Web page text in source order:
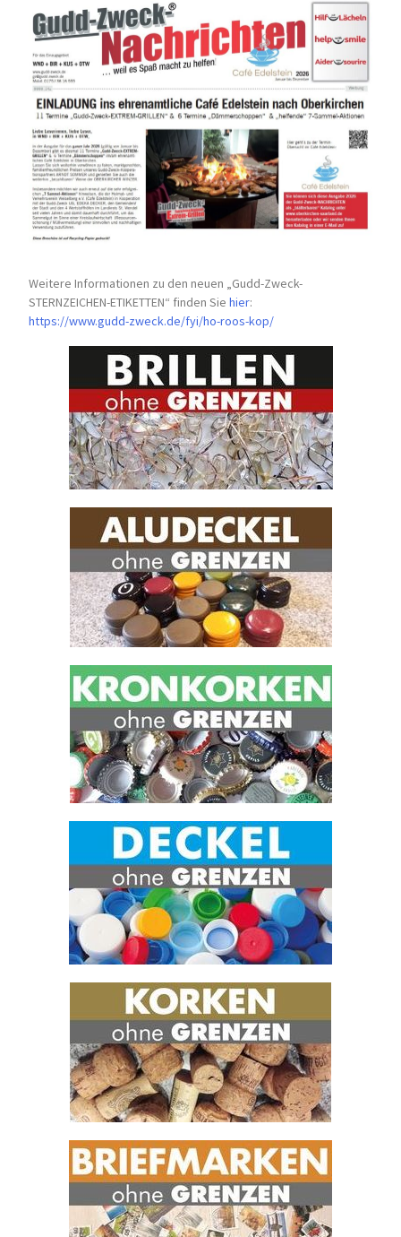
Weitere Informationen zu den neuen „Gudd-Zweck-
STERNZEICHEN-ETIKETTEN“ finden Siehier:
https://www.gudd-zweck.de/fyi/ho-roos-kop/